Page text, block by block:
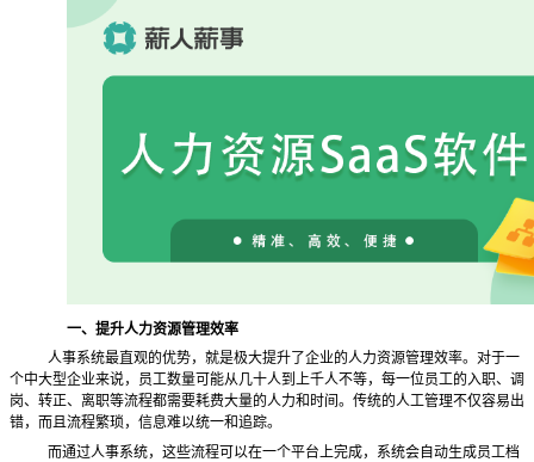
一、提升人力资源管理效率
人事系统最直观的优势，就是极大提升了企业的人力资源管理效率。对于一
个中大型企业来说，员工数量可能从几十人到上千人不等，每一位员工的入职、调
岗、转正、离职等流程都需要耗费大量的人力和时间。传统的人工管理不仅容易出
错，而且流程繁琐，信息难以统一和追踪。
而通过人事系统，这些流程可以在一个平台上完成，系统会自动生成员工档